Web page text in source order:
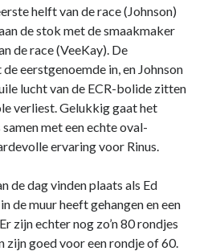
helft van de race (Johnson)
de stok met de smaakmaker
de race (VeeKay). De
eerstgenoemde in, en Johnson
lucht van de ECR-bolide zitten
verliest. Gelukkig gaat het
met een echte oval-
ervaring voor Rinus.
de dag vinden plaats als Ed
de muur heeft gehangen en een
zijn echter nog zo’n 80 rondjes
zijn goed voor een rondje of 60.